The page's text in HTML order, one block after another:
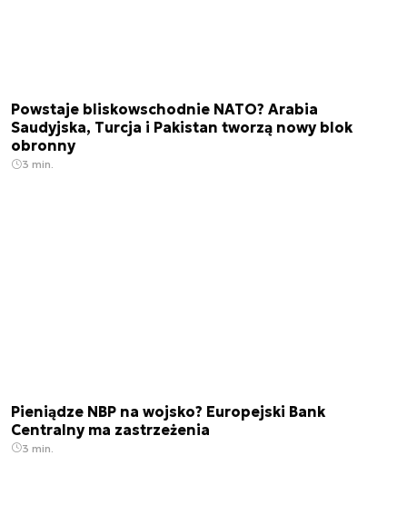
Powstaje bliskowschodnie NATO? Arabia
Saudyjska, Turcja i Pakistan tworzą nowy blok
obronny
3 min.
Pieniądze NBP na wojsko? Europejski Bank
Centralny ma zastrzeżenia
3 min.